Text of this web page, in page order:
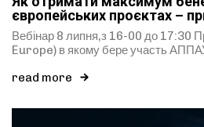
європейських проєктах –
Вебінар 8 липня,з 16-00 до 17:30
Europe) в якому бере участь
read more